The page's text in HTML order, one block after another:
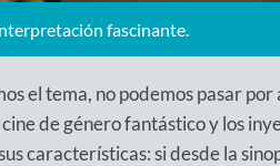
fascinante.
el tema, no podemos pasar
de género fantástico y los
características: si desde la